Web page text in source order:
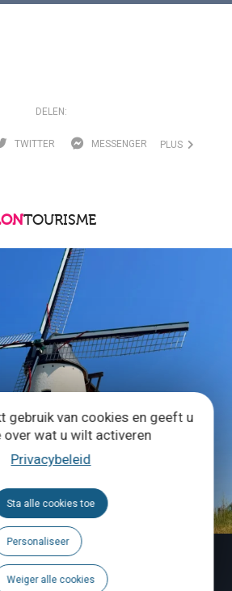
gebruik van cookies en geeft u
wat u wilt activeren
Privacybeleid
Sta alle cookies toe
Personaliseer
Weiger alle cookies
DELEN:
TWITTER MESSENGER PLUS
TOURISME